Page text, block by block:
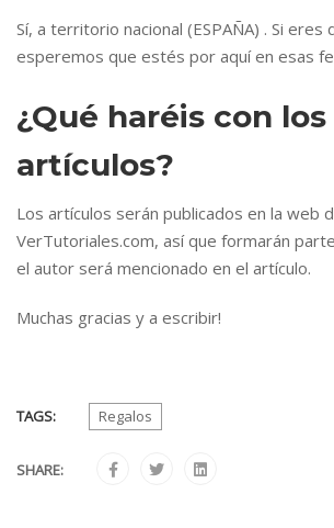
Sí, a territorio nacional (ESPAÑA) . Si eres
esperemos que estés por aquí en esas
¿Qué haréis con los
artículos?
Los artículos serán publicados en la web
VerTutoriales.com, así que formarán
el autor será mencionado en el artículo.
Muchas gracias y a escribir!
TAGS: Regalos
SHARE: